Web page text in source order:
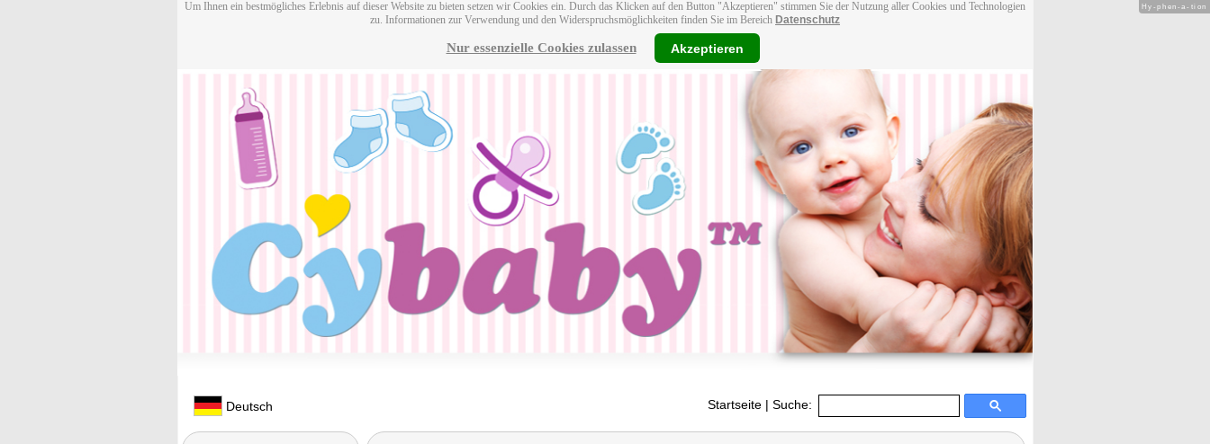
Um Ihnen ein bestmögliches Erlebnis auf dieser Website zu bieten setzen wir Cookies ein. Durch das Klicken auf den Button "Akzeptieren" stimmen Sie der Nutzung aller Cookies und Technologien
zu. Informationen zur Verwendung und den Widerspruchsmöglichkeiten finden Sie im Bereich Datenschutz
Nur essenzielle Cookies zulassen Akzeptieren
Deutsch Startseite | Suche:
Hy-phen-a-tion